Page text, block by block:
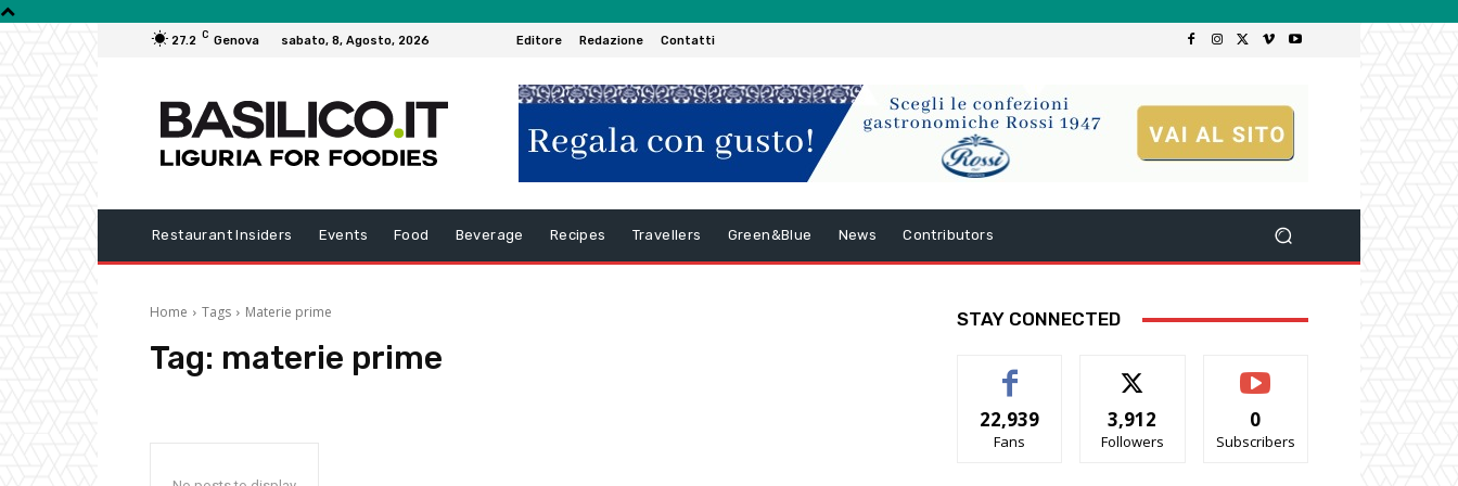
27.2 C Genova sabato, 8, Agosto, 2026 Editore Redazione Contatti
Restaurant Insiders Events Food Beverage Recipes Travellers Green&Blue News Contributors
Home Tags Materie prime
Tag: materie prime
STAY CONNECTED
22,939
Fans
3,912
Followers
0
Subscribers